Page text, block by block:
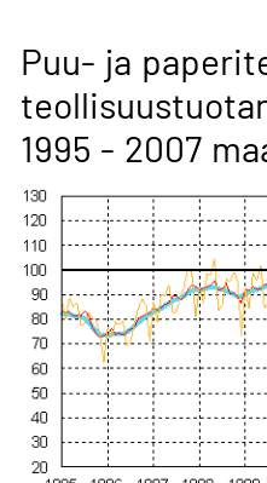
Puu- ja
1995 - 2007